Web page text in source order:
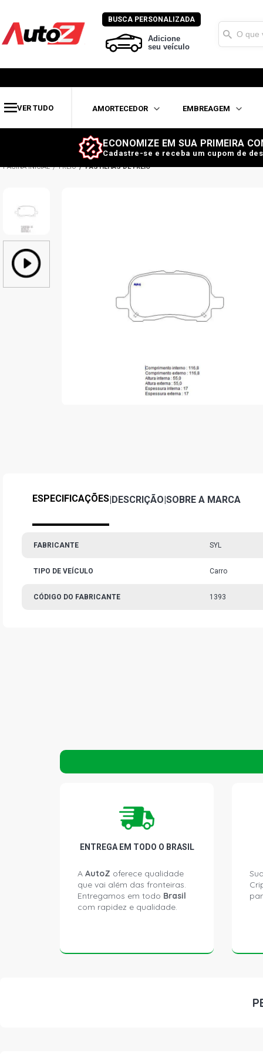
BUSCA PERSONALIZADA
Adicione
seu veículo
VER TUDO AMORTECEDOR EMBREAGEM
ECONOMIZE EM SUA PRIMEIRA
Cadastre-se e receba um cupom de
FREIO PASTILHAS DE FREIO
ESPECIFICAÇÕES|DESCRIÇÃO|SOBRE A MARCA
FABRICANTE SYL
TIPO DE VEÍCULO Carro
CÓDIGO DO FABRICANTE 1393
ENTREGA EM TODO O BRASIL
A AutoZ oferece qualidade
que vai além das fronteiras.
Entregamos em todo Brasil
com rapidez e qualidade.